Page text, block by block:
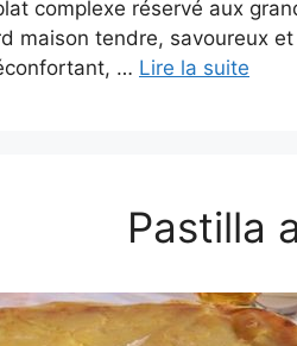
complexe réservé aux
maison tendre, savoureux
… Lire la suite
Pastilla